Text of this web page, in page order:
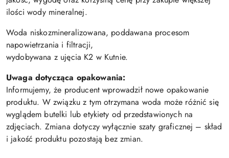
ilości wody mineralnej.
Woda niskozmineralizowana, poddawana procesom
napowietrzania i filtracji,
wydobywana z ujęcia K2 w Kutnie.
Uwaga dotycząca opakowania:
Informujemy, że producent wprowadził nowe opakowanie
produktu. W związku z tym otrzymana woda może różnić się
wyglądem butelki lub etykiety od przedstawionych na
zdjęciach. Zmiana dotyczy wyłącznie szaty graficznej – skład
i jakość produktu pozostają bez zmian.